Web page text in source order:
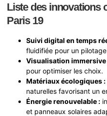
Liste des innovations
Paris 19
Suivi digital en temps
fluidifiée pour un
Visualisation immersive
pour optimiser les choix.
Matériaux écologiques :
naturelles favorisant un
Énergie renouvelable :
et panneaux solaires